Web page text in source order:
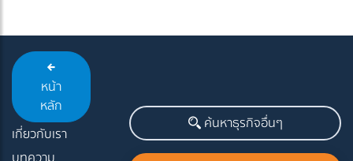
หน้า
หลัก
เกี่ยวกับเรา
ค้นหาธุรกิจอื่นๆ